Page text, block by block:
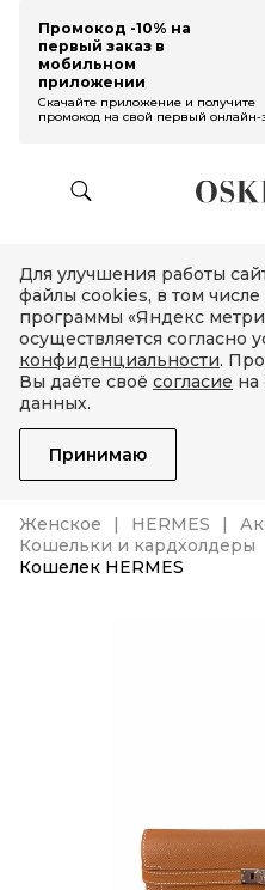
Промокод -10% на
первый заказ в
мобильном
приложении
Скачайте приложение и получите
промокод на свой первый онлайн-
Для улучшения работы
файлы cookies, в том
программы «Яндекс
осуществляется согласно
конфиденциальности.
Вы даёте своё согласие на
данных.
Принимаю
Женское HERMES
Кошельки и кардхолдеры
Кошелек HERMES